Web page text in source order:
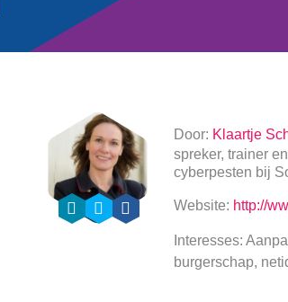
Door: Klaartje
spreker, trainer
cyberpesten bij
Website: http://
Interesses:
burgerschap,